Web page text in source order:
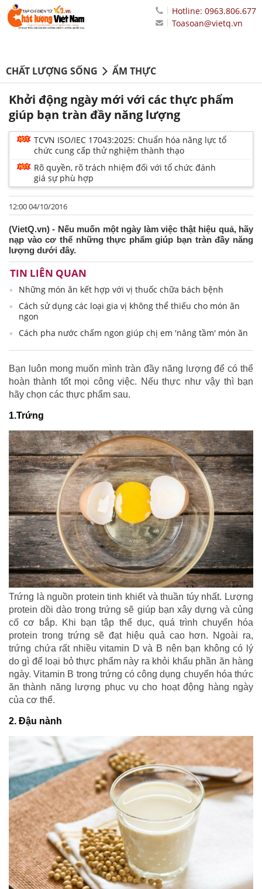
Hotline: 0963.806.677
Toasoan@vietq.vn
CHẤT LƯỢNG SỐNG ẨM THỰC
Khởi động ngày mới với các thực phẩm
giúp bạn tràn đầy năng lượng
TCVN ISO/IEC 17043:2025: Chuẩn hóa năng lực tổ
chức cung cấp thử nghiệm thành thạo
Rõ quyền, rõ trách nhiệm đối với tổ chức đánh
giá sự phù hợp
12:00 04/10/2016
(VietQ.vn) - Nếu muốn một ngày làm việc thật hiệu quả, hãy
nạp vào cơ thể những thực phẩm giúp bạn tràn đầy năng
lượng dưới đây.
TIN LIÊN QUAN
Những món ăn kết hợp với vị thuốc chữa bách bệnh
Cách sử dụng các loại gia vị không thể thiếu cho món ăn
ngon
Cách pha nước chấm ngon giúp chị em 'nâng tầm' món ăn
Bạn luôn mong muốn mình tràn đầy năng lượng để có thể
hoàn thành tốt mọi công việc. Nếu thực như vậy thì bạn
hãy chọn các thực phẩm sau.
1.Trứng
Trứng là nguồn protein tinh khiết và thuần túy nhất. Lượng
protein dồi dào trong trứng sẽ giúp bạn xây dựng và củng
cố cơ bắp. Khi bạn tập thể dục, quá trình chuyển hóa
protein trong trứng sẽ đạt hiệu quả cao hơn. Ngoài ra,
trứng chứa rất nhiều vitamin D và B nên bạn không có lý
do gì để loại bỏ thực phẩm này ra khỏi khẩu phần ăn hàng
ngày. Vitamin B trong trứng có công dụng chuyển hóa thức
ăn thành năng lượng phục vụ cho hoạt động hàng ngày
của cơ thể.
2. Đậu nành